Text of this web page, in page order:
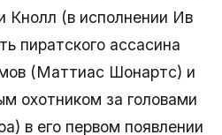
Кнолл (в исполнении Ив
пиратского ассасина
(Маттиас Шонартс) и
охотником за головами
в его первом появлении